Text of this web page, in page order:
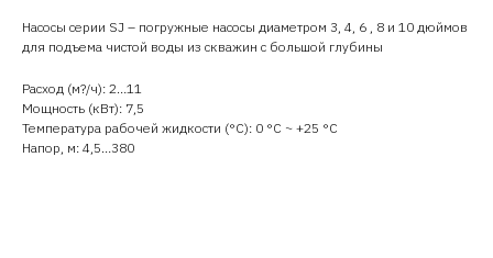
Насосы серии SJ – погружные насосы диаметром 3, 4, 6 , 8 и 10 дюймов
для подъема чистой воды из скважин с большой глубины
Расход (м?/ч): 2…11
Мощность (кВт): 7,5
Температура рабочей жидкости (°C): 0 °С ~ +25 °С
Напор, м: 4,5…380